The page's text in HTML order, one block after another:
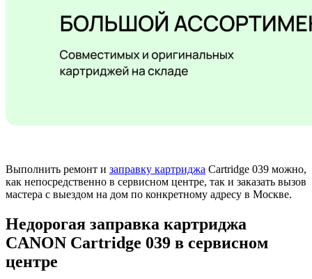
Выполнить ремонт и заправку картриджа Cartridge 039 можно,
как непосредственно в сервисном центре, так и заказать вызов
мастера с выездом на дом по конкретному адресу в Москве.
Недорогая заправка картриджа
CANON Cartridge 039 в сервисном
центре